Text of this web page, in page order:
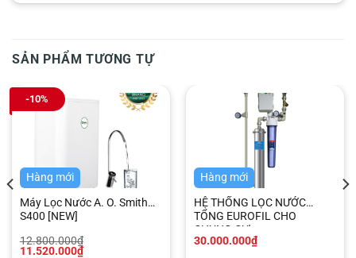
SẢN PHẨM TƯƠNG TỰ
-10%
Hàng mới
Máy Lọc Nước A. O. Smith
S400 [NEW]
12.800.000₫
Giá
gốc
11.520.000₫
Giá
hiện
Hàng mới
HỆ THỐNG LỌC NƯỚC
TỔNG EUROFIL CHO
CHUNG CƯ
30.000.000₫